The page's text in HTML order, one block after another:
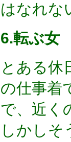
はなれな
6.転ぶ女
とある休
の仕事着
で、近く
しかしそ